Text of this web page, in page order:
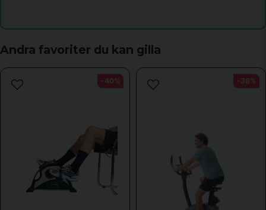
Mejladress
Andra favoriter du kan gilla
-40% -38%